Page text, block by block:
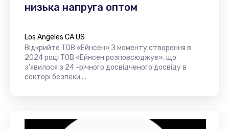
низька напруга оптом
Los Angeles CA US
Відкрийте ТОВ «Ейнсен» З моменту створення в
2024 році ТОВ «Ейнсен розповсюджує», що
з’явилося з 24 -річного досвідченого досвіду в
секторі безпеки....